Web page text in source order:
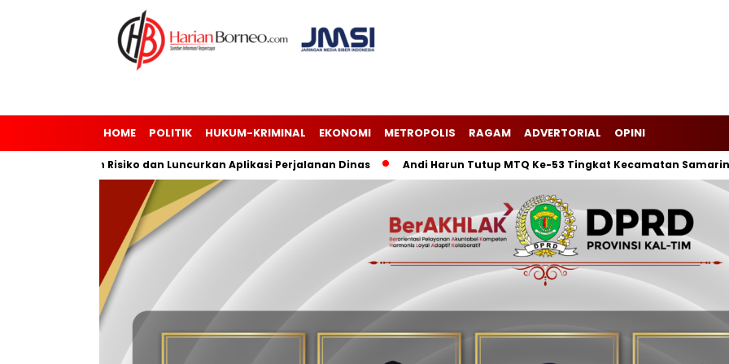
HOME POLITIK HUKUM-KRIMINAL EKONOMI METROPOLIS RAGAM ADVERTORIAL OPINI
Manajemen Risiko dan Luncurkan Aplikasi Perjalanan Dinas Andi Harun Tutup MTQ Ke-53 Tingkat Kecamatan Samarinda